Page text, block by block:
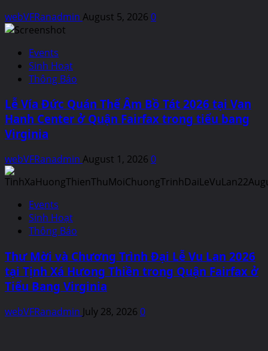
webVFRanadmin August 5, 2026 0
Events
Sinh Hoạt
Thông Báo
Lễ Vía Đức Quán Thế Âm Bồ Tát 2026 tại Van
Hanh Center ở Quận Fairfax trong tiểu bang
Virginia
webVFRanadmin August 1, 2026 0
Events
Sinh Hoạt
Thông Báo
Thư Mời và Chương Trình Đại Lễ Vu Lan 2026
tại Tịnh Xá Hưong Thiền trong Quận Fairfax ở
Tiểu Bang Virginia
webVFRanadmin July 28, 2026 0